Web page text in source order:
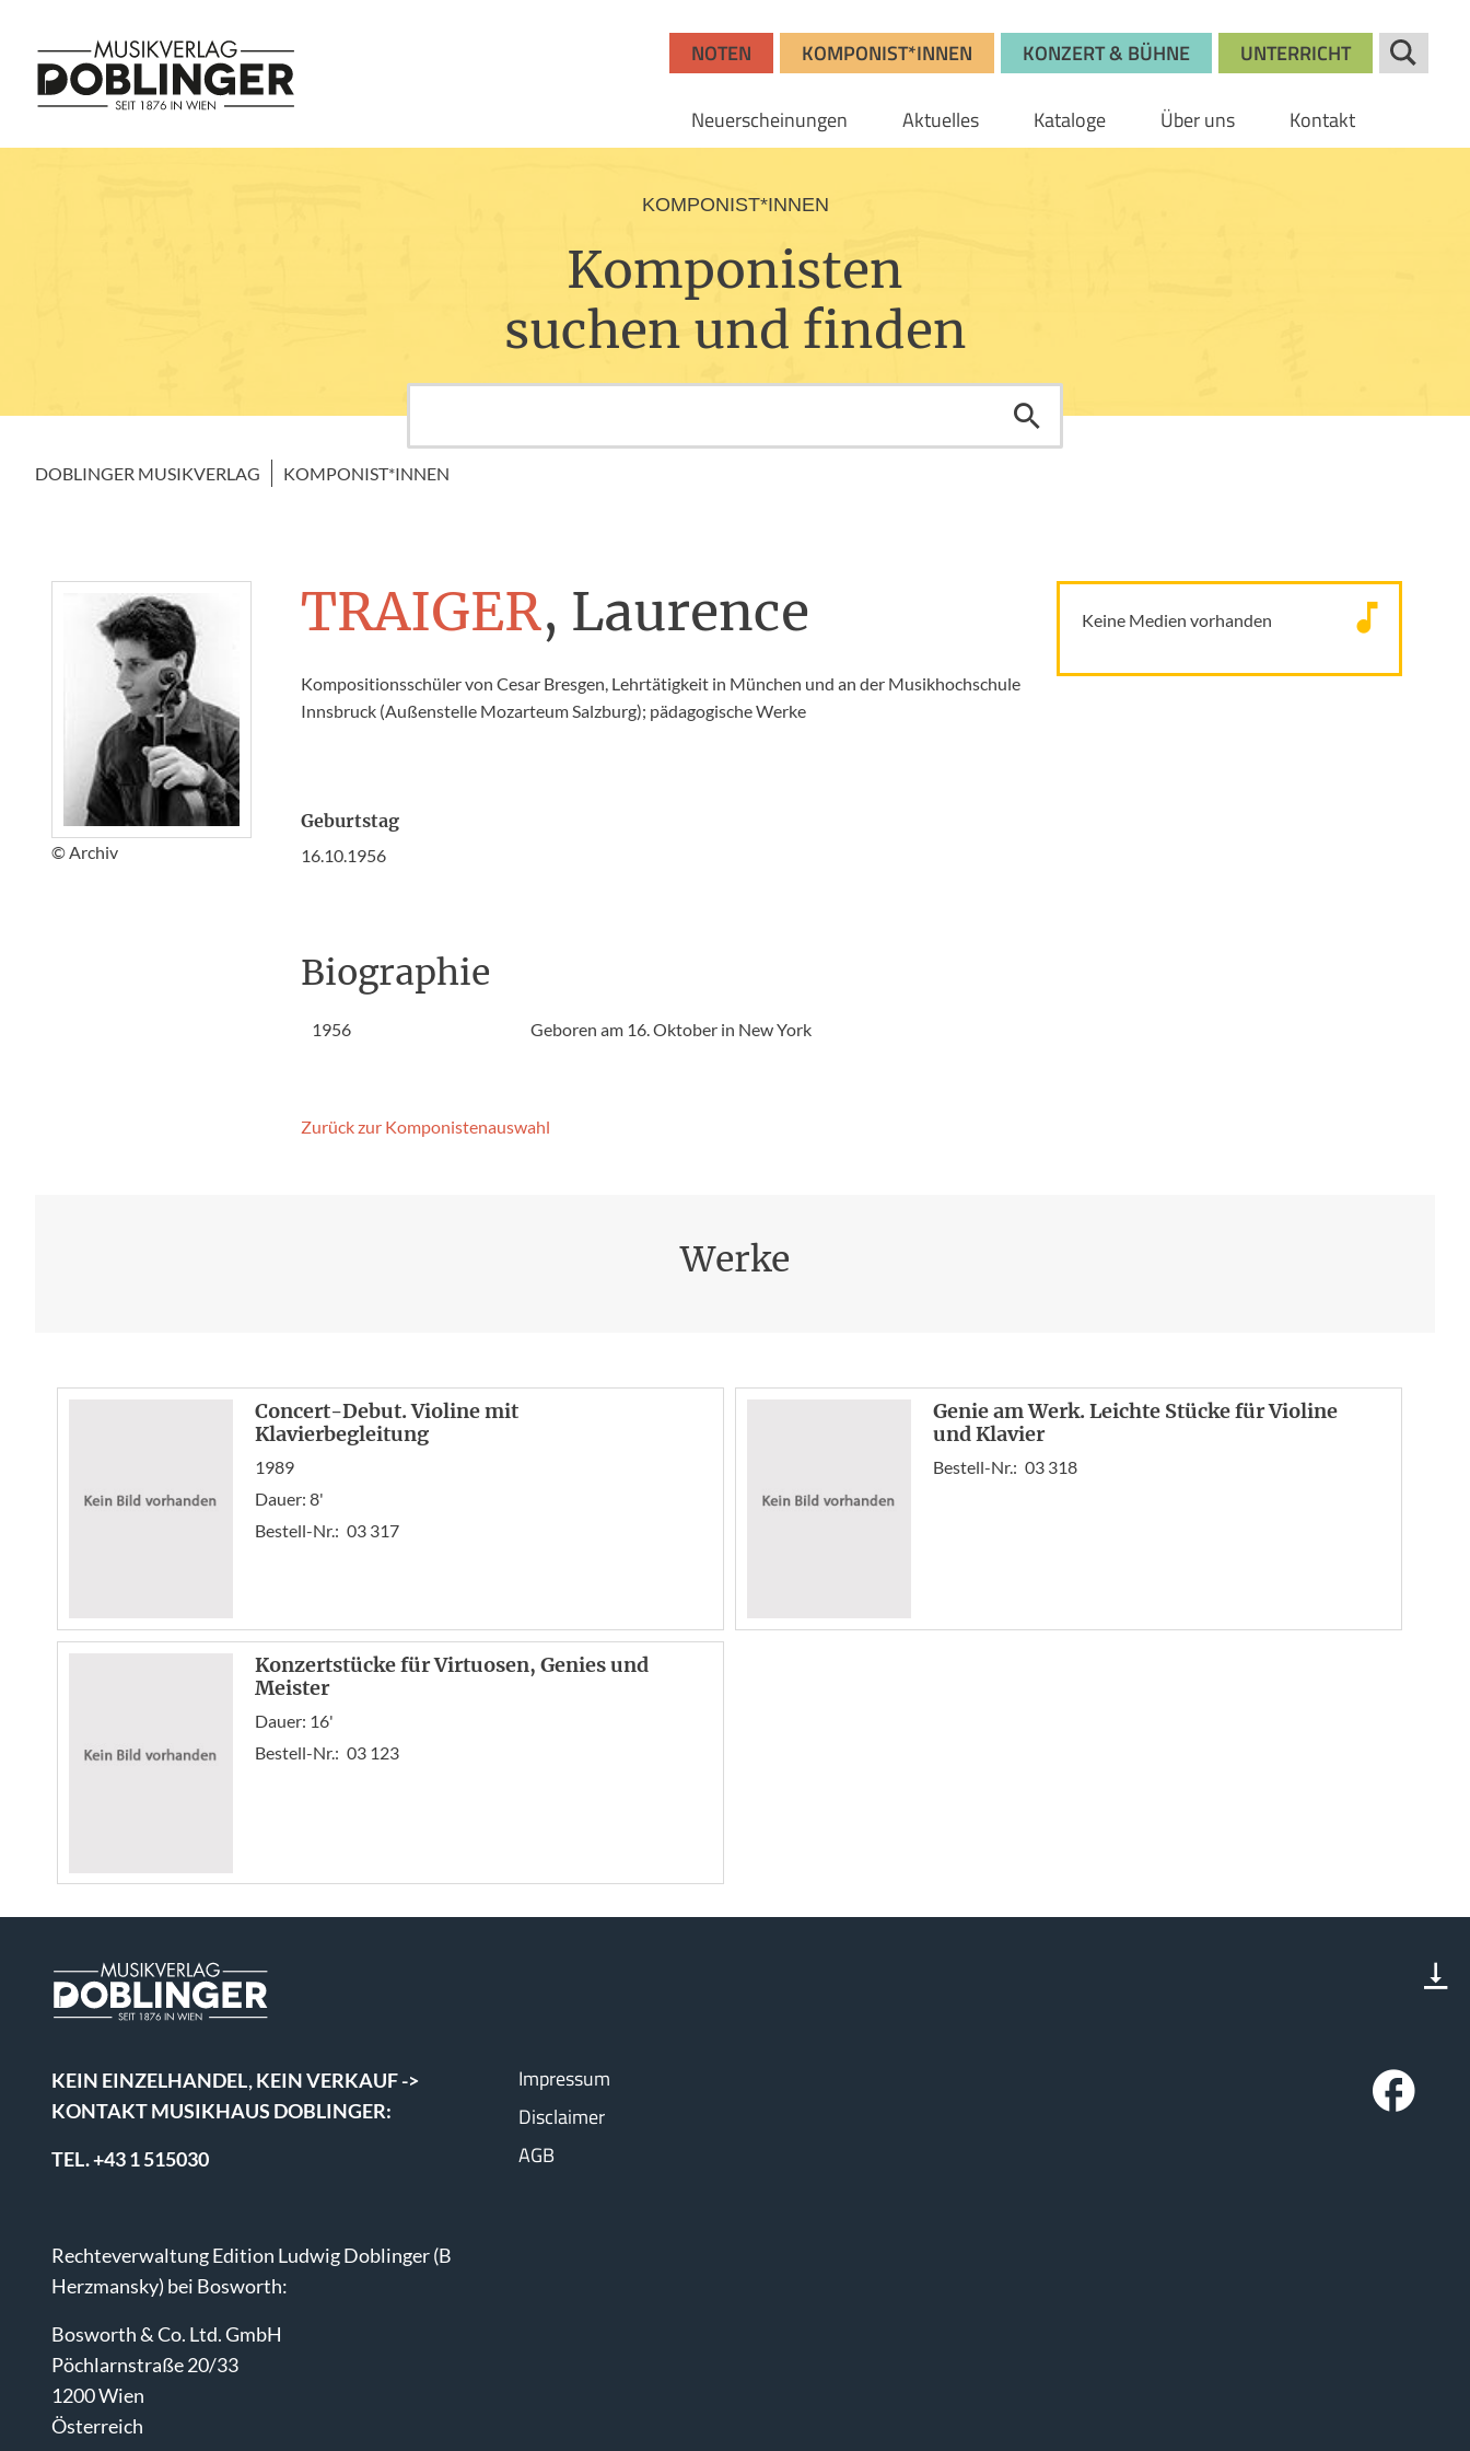
NOTEN KOMPONIST*INNEN KONZERT & BÜHNE UNTERRICHT
Neuerscheinungen Aktuelles Kataloge Über uns Kontakt
KOMPONIST*INNEN
Komponisten
suchen und finden
DOBLINGER MUSIKVERLAG KOMPONIST*INNEN
TRAIGER, Laurence
Kompositionsschüler von Cesar Bresgen, Lehrtätigkeit in München und an der Musikhochschule
Innsbruck (Außenstelle Mozarteum Salzburg); pädagogische Werke
Geburtstag
16.10.1956
Biographie
1956 Geboren am 16. Oktober in New York
Zurück zur Komponisten­auswahl
Keine Medien vorhanden
© Archiv
Werke
Concert-Debut. Violine mit
Klavierbegleitung
1989
Dauer: 8'
Bestell-Nr.: 03 317
Genie am Werk. Leichte Stücke für Violine
und Klavier
Bestell-Nr.: 03 318
Konzertstücke für Virtuosen, Genies und
Meister
Dauer: 16'
Bestell-Nr.: 03 123
KEIN EINZELHANDEL, KEIN VERKAUF ->
KONTAKT MUSIKHAUS DOBLINGER:
TEL. +43 1 515030
Rechteverwaltung Edition Ludwig Doblinger (B
Herzmansky) bei Bosworth:
Bosworth & Co. Ltd. GmbH
Pöchlarnstraße 20/33
1200 Wien
Österreich
Impressum
Disclaimer
AGB